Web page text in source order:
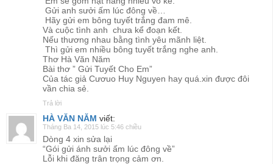
Gửi anh sưởi ấm lúc đông về…
Hãy gửi em bông tuyết trắng đam mê.
Và cuộc tình anh chưa kể đoạn kết.
Nếu thương nhau bằng tình yêu mãnh liệt.
Thì gửi em nhiều bông tuyết trắng nghe anh.
Thơ Hà Văn Năm
Bài thơ ” Gửi Tuyết Cho Em”
Của tác giả Cươuo Huy Nguyen hay quá.xin được đôi
vần chia sẻ.
Trả lời
HÀ VĂN NĂM viết:
Tháng Ba 14, 2015 lúc 5:46 chiều
Dòng 4 xin sửa lại
“Gói gửi ánh sưởi ấm lúc đông về”
Lỗi khi đăng trân trọng cảm ơn.